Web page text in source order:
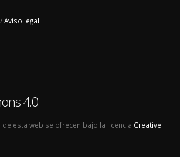
/Aviso legal
4.0
esta web se ofrecen bajo la licencia Creative